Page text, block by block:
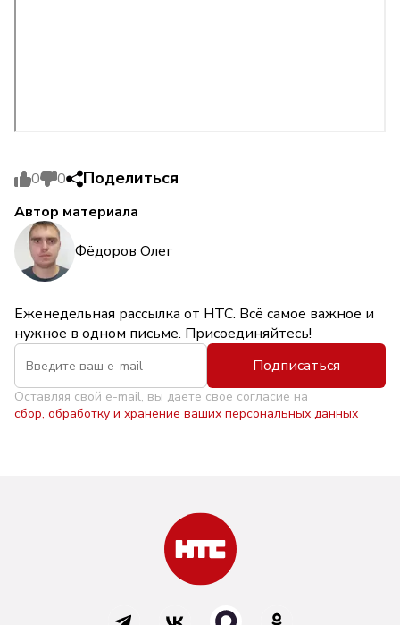
0 0 Поделиться
Автор материала
Фёдоров Олег
Еженедельная рассылка от НТС. Всё самое важное и
нужное в одном письме. Присоединяйтесь!
Подписаться
Оставляя свой e-mail, вы даете свое согласие на
сбор, обработку и хранение ваших персональных данных